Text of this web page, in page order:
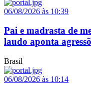
06/08/2026 às 10:39
Pai e madrasta de
laudo aponta
Brasil
06/08/2026 às 10:14